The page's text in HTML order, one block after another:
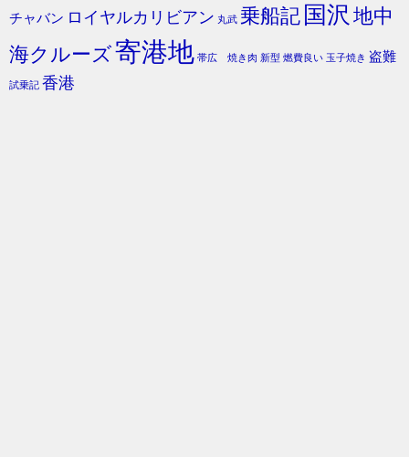
チャバン ロイヤルカリビアン 丸武 乗船記 国沢 地中
海クルーズ寄港地 帯広 焼き肉 新型 燃費良い 玉子焼き 盗難
試乗記 香港